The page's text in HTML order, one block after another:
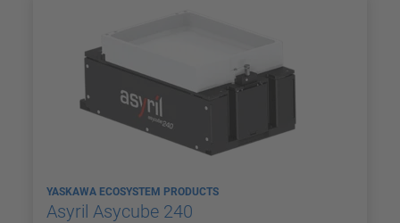
YASKAWA ECOSYSTEM PRODUCTS
Asyril Asycube 240